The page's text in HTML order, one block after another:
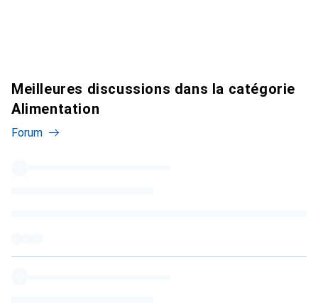
Meilleures discussions dans la catégorie
Alimentation
Forum